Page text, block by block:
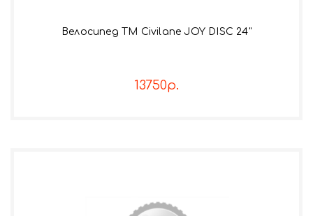
Велосипед TM Civilane JOY DISC 24"
13750р.